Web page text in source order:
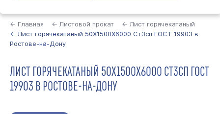
← Главная ← Листовой прокат
← Лист горячекатаный
← Лист горячекатаный 50Х1500Х6000 Ст3сп ГОСТ 19903 в
Ростове-на-Дону
ЛИСТ ГОРЯЧЕКАТАНЫЙ 50Х1500Х6000 СТ3СП ГОСТ
19903 В РОСТОВЕ-НА-ДОНУ